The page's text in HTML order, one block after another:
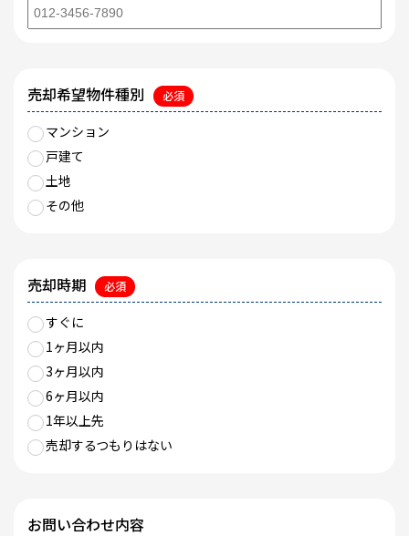
売却希望物件種別 必須
マンション
戸建て
土地
その他
売却時期 必須
すぐに
1ヶ月以内
3ヶ月以内
6ヶ月以内
1年以上先
売却するつもりはない
お問い合わせ内容